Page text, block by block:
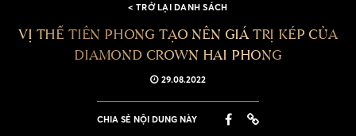
< TRỞ LẠI DANH SÁCH
VỊ THẾ TIÊN PHONG TẠO NÊN GIÁ TRỊ KÉP CỦA
DIAMOND CROWN HAI PHONG
29.08.2022
CHIA SẺ NỘI DUNG NÀY